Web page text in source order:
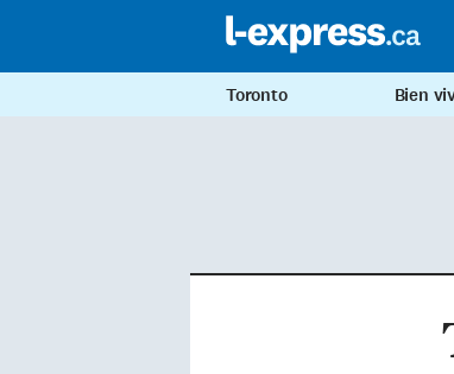
Toronto Bien